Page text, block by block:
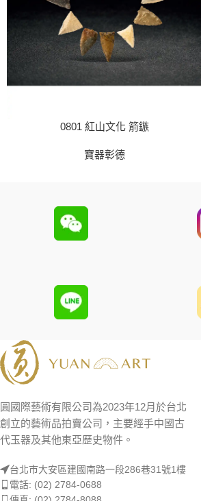
0801 紅山文化 箭鏃
寶器彰德
圓國際藝術有限公司為2023年12月於台北
創立的藝術品拍賣公司，主要經手中國古
代玉器及其他東亞歷史物件。
台北市大安區建國南路一段286巷31號1樓
電話: (02) 2784-0688